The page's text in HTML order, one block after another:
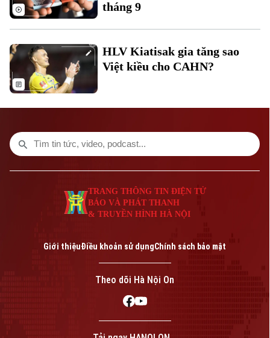
Tòa soạn
0865.116.699 (hotline) 0865.116.699
phép số: Số 63/GP-TTDT, cấp ngày 10/05/2023
tháng 9
HLV Kiatisak gia tăng sao
Việt kiều cho CAHN?
TRANG THÔNG TIN ĐIỆN TỬ
BÁO VÀ PHÁT THANH
& TRUYỀN HÌNH HÀ NỘI
Giới thiệuĐiều khoản sử dụngChính sách bảo mật
Theo dõi Hà Nội On